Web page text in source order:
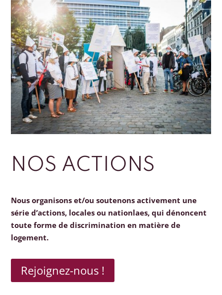
NOS ACTIONS
Nous organisons et/ou soutenons activement une
série d’actions, locales ou nationlaes, qui dénoncent
toute forme de discrimination en matière de
logement.
Rejoignez-nous !